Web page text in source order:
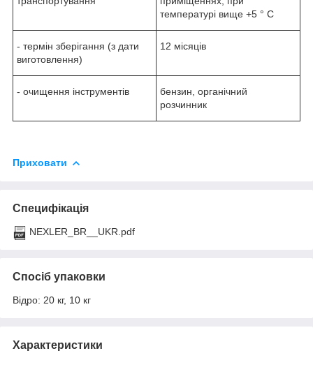
температурі вище +5 ° C
- термін зберігання (з дати
виготовлення)
12 місяців
- очищення інструментів
бензин, органічний
розчинник
Приховати
Специфікація
NEXLER_BR__UKR.pdf
Спосіб упаковки
Відро: 20 кг, 10 кг
Характеристики